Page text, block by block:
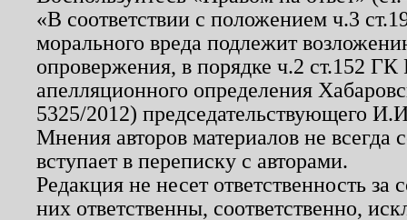
«В соответствии с положением ч.3
морального вреда подлежит
опровержения, в порядке ч.2 ст.152
апелляционного определения
5325/2012) председательствующего
Мнения авторов материалов не
вступает в переписку с авторами.
Редакция не несет ответственность
них ответственны, соответственно,